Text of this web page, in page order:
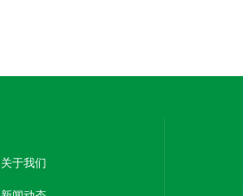
关于我们